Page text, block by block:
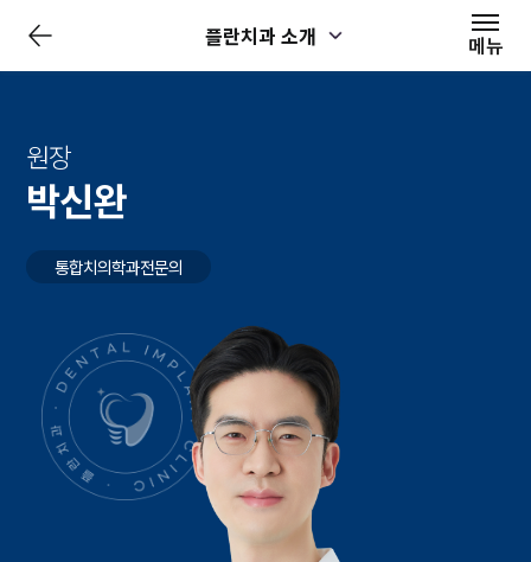
플란치과 소개 메뉴
뉴
원장
박신완
통합치의학과전문의